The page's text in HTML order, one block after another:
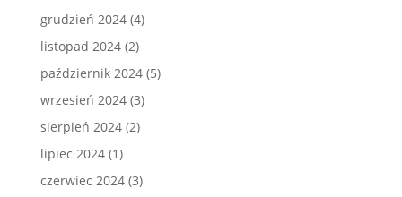
grudzień 2024(4)
listopad 2024(2)
październik 2024(5)
wrzesień 2024(3)
sierpień 2024(2)
lipiec 2024(1)
czerwiec 2024(3)